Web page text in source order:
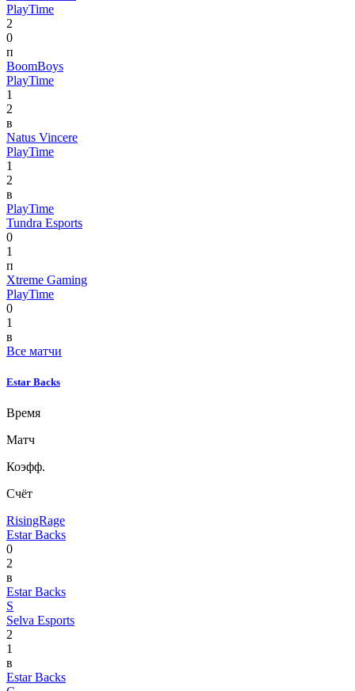
PlayTime
2
0
п
BoomBoys
PlayTime
1
2
в
Natus Vincere
PlayTime
1
2
в
PlayTime
Tundra Esports
0
1
п
Xtreme Gaming
PlayTime
0
1
в
Все матчи
Estar Backs
Время
Матч
Коэфф.
Счёт
RisingRage
Estar Backs
0
2
в
Estar Backs
S
Selva Esports
2
1
в
Estar Backs